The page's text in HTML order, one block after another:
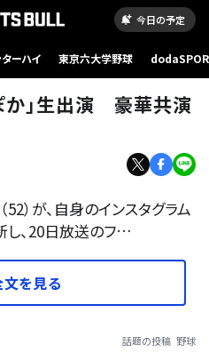
今日の予定
ーハイ 東京六大学野球
か」生出演 豪華共演
）が、自身のインスタグラム
、20日放送のフ…
を見る
話題の投稿 野球